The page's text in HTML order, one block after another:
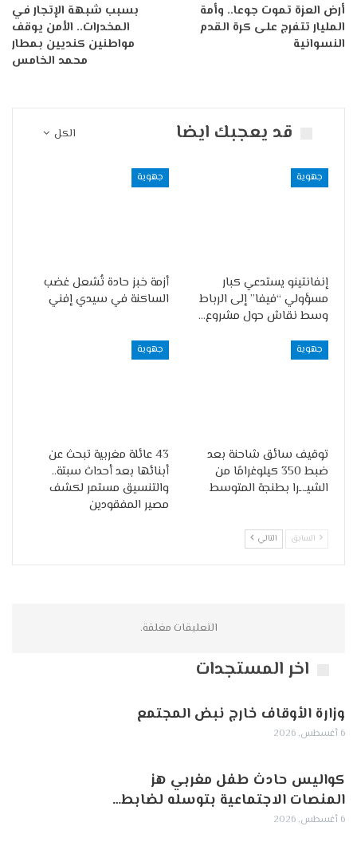
أرض العزة تموت جوعا.. وأمة
المليار تتفرج على كرة القدم
النسوانية
بسبب شبهة الإتجار في
المخدرات.. الأمن يوقف
مواطنين كنديين بمطار
محمد الخامس
الكل قد يعجبك ايضا
جهوية
إنفانتينو يستدعي كبار
مسؤولي “فيفا” إلى الرباط
وسط نقاش حول مشروع…
جهوية
أزمة خبز حادة تُشعل غضب
الساكنة في سيدي إفني
جهوية
توقيف سائق شاحنة بعد
ضبط 350 كيلوغرامًا من
الشيـ.ـرا بطنجة المتوسط
جهوية
43 عائلة مغربية تبحث عن
أبنائها بعد أحداث سبتة..
والتنسيق مستمر لكشف
مصير المفقودين
السابق التالي
التعليقات مغلقة.
اخر المستجدات
وزارة الأوقاف خارج نبض المجتمع
6 أغسطس, 2026
كواليس حادث طفل مغربي هز
المنصات الاجتماعية بتوسله لضابط…
6 أغسطس, 2026